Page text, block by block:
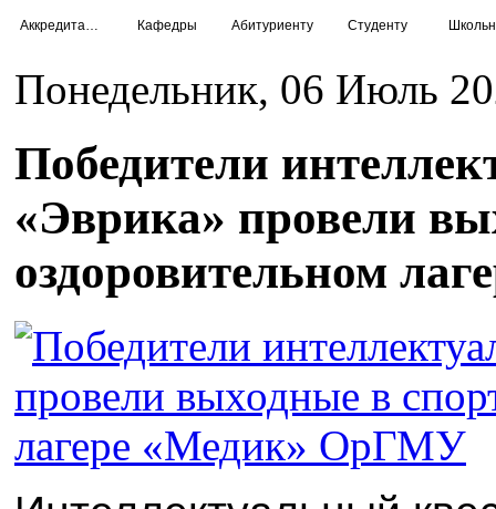
Кафедры Абитуриенту Студенту
Понедельник, 06 Июль
Победители
«Эврика» провели
оздоровительном